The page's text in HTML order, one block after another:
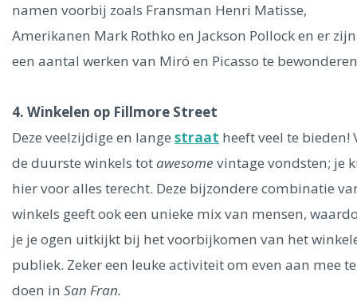
namen voorbij zoals Fransman Henri Matisse,
Amerikanen Mark Rothko en Jackson Pollock en er
een aantal werken van Miró en Picasso te
4. Winkelen op Fillmore Street
Deze veelzijdige en lange straat heeft veel te bieden!
de duurste winkels totawesome vintage vondsten; je
hier voor alles terecht. Deze bijzondere combinatie
winkels geeft ook een unieke mix van mensen,
je je ogen uitkijkt bij het voorbijkomen van het
publiek. Zeker een leuke activiteit om even aan mee te
doen in San Fran.